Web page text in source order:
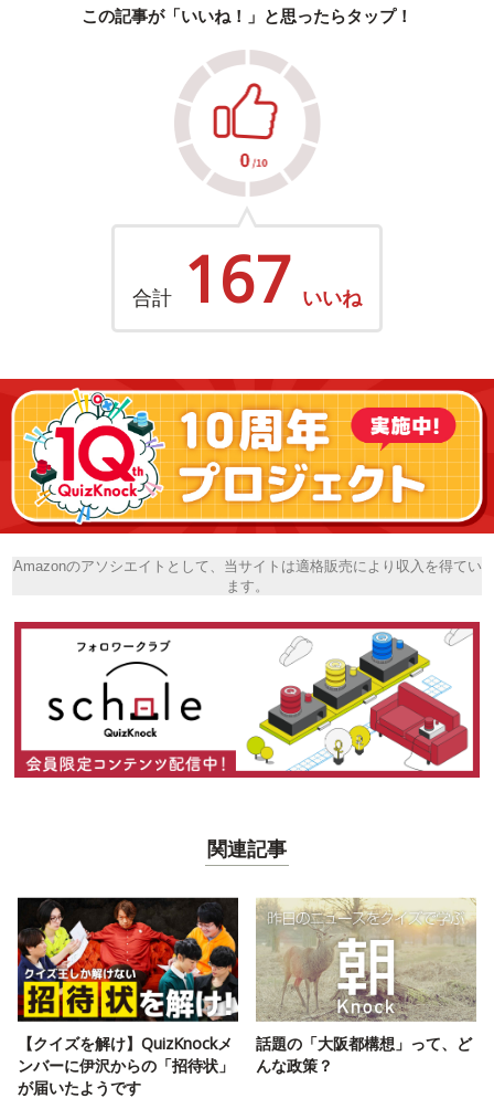
この記事が「いいね！」と思ったらタップ！
合計 167 いいね
Amazonのアソシエイトとして、当サイトは適格販売により収入を得てい
ます。
関連記事
【クイズを解け】QuizKnockメ
ンバーに伊沢からの「招待状」
が届いたようです
話題の「大阪都構想」って、ど
んな政策？